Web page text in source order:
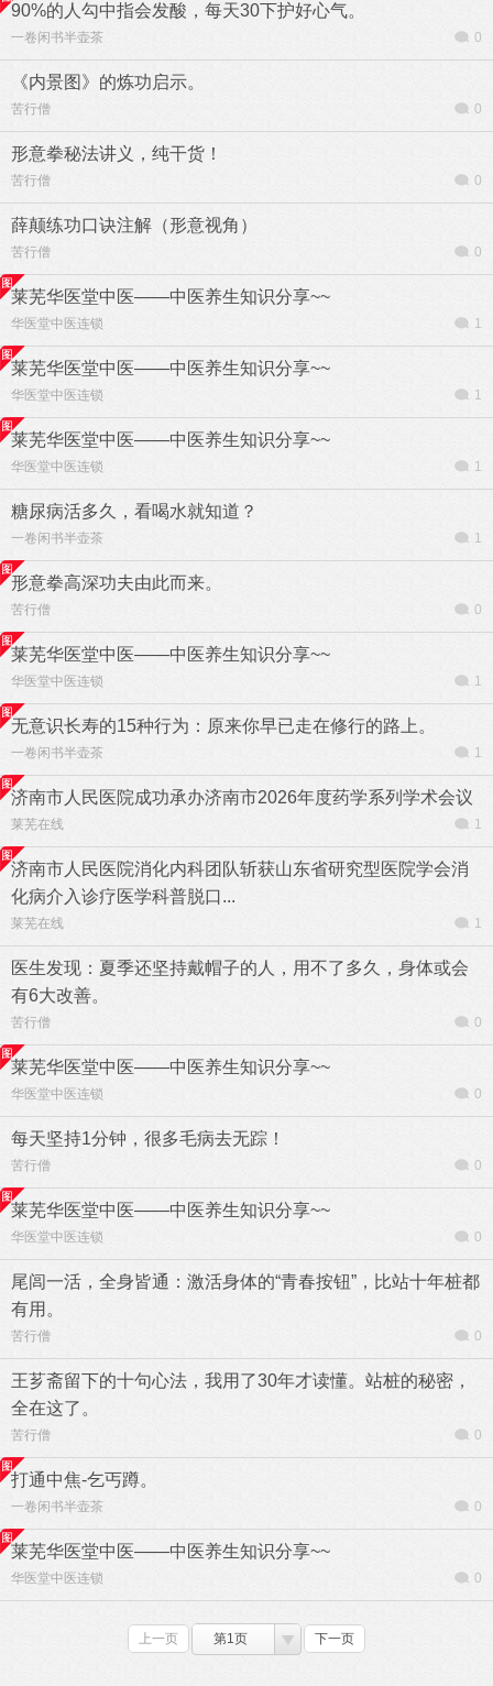
90%的人勾中指会发酸，每天30下护好心气。
一卷闲书半壶茶 0
《内景图》的炼功启示。
苦行僧 0
形意拳秘法讲义，纯干货！
苦行僧 0
薛颠练功口诀注解（形意视角）
苦行僧 0
莱芜华医堂中医——中医养生知识分享~~
华医堂中医连锁 1
莱芜华医堂中医——中医养生知识分享~~
华医堂中医连锁 1
莱芜华医堂中医——中医养生知识分享~~
华医堂中医连锁 1
糖尿病活多久，看喝水就知道？
一卷闲书半壶茶 1
形意拳高深功夫由此而来。
苦行僧 0
莱芜华医堂中医——中医养生知识分享~~
华医堂中医连锁 1
无意识长寿的15种行为：原来你早已走在修行的路上。
一卷闲书半壶茶 1
济南市人民医院成功承办济南市2026年度药学系列学术会议
莱芜在线 1
济南市人民医院消化内科团队斩获山东省研究型医院学会消
化病介入诊疗医学科普脱口...
莱芜在线 1
医生发现：夏季还坚持戴帽子的人，用不了多久，身体或会
有6大改善。
苦行僧 0
莱芜华医堂中医——中医养生知识分享~~
华医堂中医连锁 0
每天坚持1分钟，很多毛病去无踪！
苦行僧 0
莱芜华医堂中医——中医养生知识分享~~
华医堂中医连锁 0
尾闾一活，全身皆通：激活身体的“青春按钮”，比站十年桩都
有用。
苦行僧 0
王芗斋留下的十句心法，我用了30年才读懂。站桩的秘密，
全在这了。
苦行僧 0
打通中焦-乞丐蹲。
一卷闲书半壶茶 0
莱芜华医堂中医——中医养生知识分享~~
华医堂中医连锁 0
上一页 第1页 下一页